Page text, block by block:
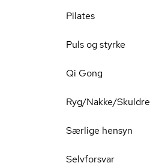
Pilates
Puls og styrke
Qi Gong
Ryg/Nakke/Skuldre
Særlige hensyn
Selvforsvar